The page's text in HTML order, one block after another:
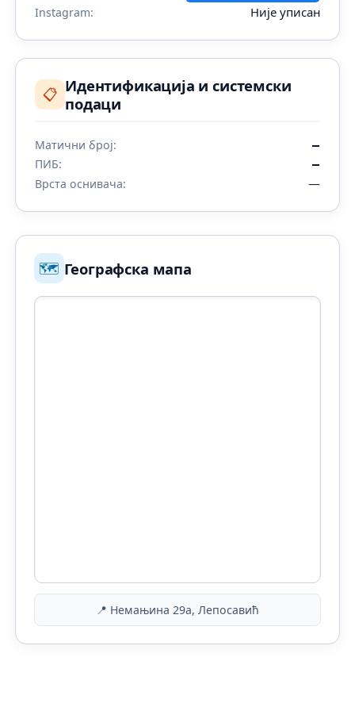
Instagram: Није уписан
📋 Идентификација и системски
подаци
Матични број: —
ПИБ: —
Врста оснивача: —
🗺️ Географска мапа
📍 Немањина 29а, Лепосавић